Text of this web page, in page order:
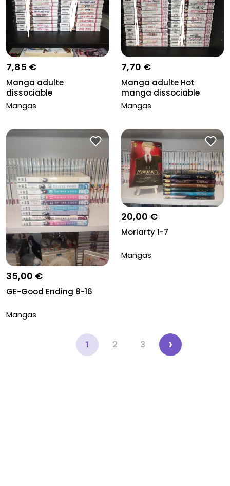
7,85 €
Manga adulte
dissociable
Mangas
7,70 €
Manga adulte Hot
manga dissociable
Mangas
35,00 €
GE-Good Ending 8-16
Mangas
20,00 €
Moriarty 1-7
Mangas
1 2 3 ›